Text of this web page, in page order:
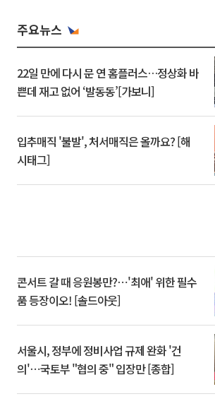
주요뉴스
22일 만에 다시 문 연 홈플러스…정상화 바
쁜데 재고 없어 ‘발동동’[가보니]
입추매직 '불발', 처서매직은 올까요? [해
시태그]
콘서트 갈 때 응원봉만?⋯'최애' 위한 필수
품 등장이오! [솔드아웃]
서울시, 정부에 정비사업 규제 완화 '건
의'⋯국토부 "협의 중" 입장만 [종합]